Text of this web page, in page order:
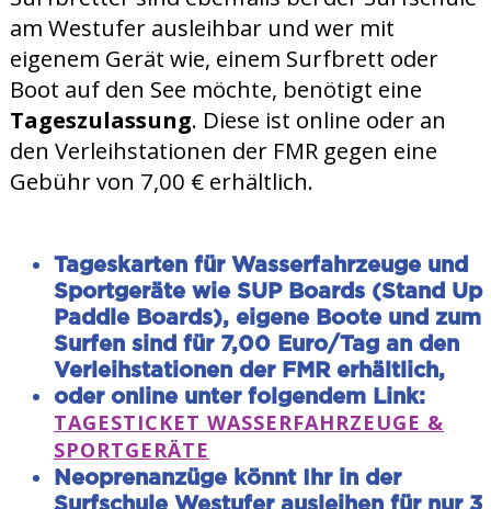
am Westufer ausleihbar und wer mit
eigenem Gerät wie, einem Surfbrett oder
Boot auf den See möchte, benötigt eine
Tageszulassung. Diese ist online oder an
den Verleihstationen der FMR gegen eine
Gebühr von 7,00 € erhältlich.
Tageskarten für Wasserfahrzeuge und
Sportgeräte wie SUP Boards (Stand Up
Paddle Boards), eigene Boote und zum
Surfen sind für 7,00 Euro/Tag an den
Verleihstationen der FMR erhältlich,
oder online unter folgendem Link:
TAGESTICKET WASSERFAHRZEUGE &
SPORTGERÄTE
Neoprenanzüge könnt Ihr in der
Surfschule Westufer ausleihen für nur 3